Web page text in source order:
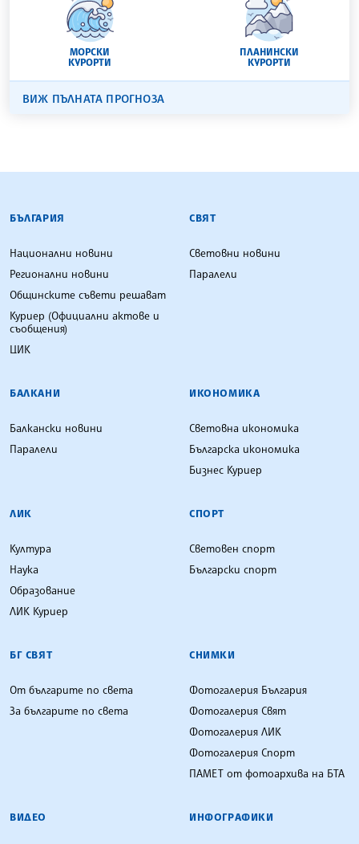
МОРСКИ
КУРОРТИ
ПЛАНИНСКИ
КУРОРТИ
ВИЖ ПЪЛНАТА ПРОГНОЗА
БЪЛГАРСКА ТЕЛЕГРАФНА АГЕНЦИЯ
БЪЛГАРИЯ
Национални новини
Регионални новини
Общинските съвети решават
Куриер (Официални актове и
съобщения)
ЦИК
СВЯТ
Световни новини
Паралели
БАЛКАНИ
Балкански новини
Паралели
ИКОНОМИКА
Световна икономика
Българска икономика
Бизнес Куриер
ЛИК
Култура
Наука
Образование
ЛИК Куриер
СПОРТ
Световен спорт
Български спорт
БГ СВЯТ
От българите по света
За българите по света
СНИМКИ
Фотогалерия България
Фотогалерия Свят
Фотогалерия ЛИК
Фотогалерия Спорт
ПАМЕТ от фотоархива на БТА
ВИДЕО ИНФОГРАФИКИ